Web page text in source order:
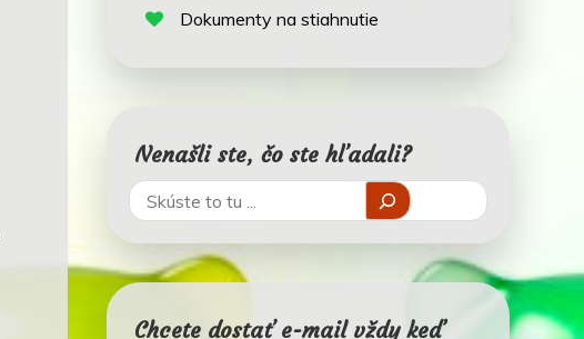
Dokumenty na stiahnutie
Nenašli ste, čo ste hľadali?
Chcete dostať e-mail vždy keď